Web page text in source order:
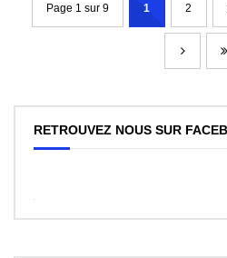
Page 1 sur 9 1 2
RETROUVEZ NOUS SUR
WordPress